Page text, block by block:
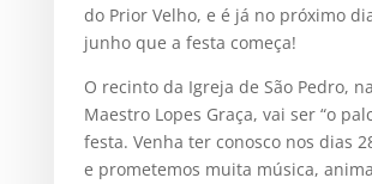
do Prior Velho, e é já no próximo
junho que a festa começa!
O recinto da Igreja de São Pedro,
Maestro Lopes Graça, vai ser “o
festa. Venha ter conosco nos dias
e prometemos muita música,